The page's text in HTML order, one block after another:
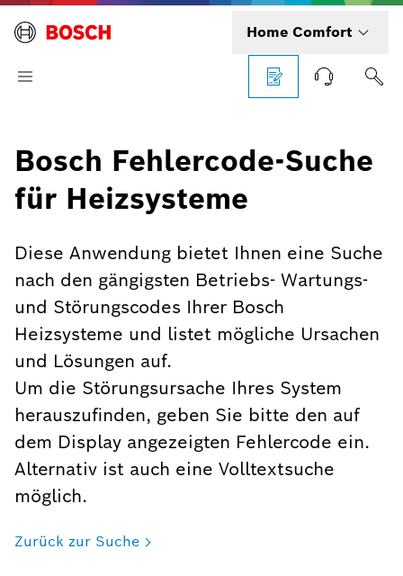
Home Comfort
Bosch Fehlercode-Suche
für Heizsysteme
Diese Anwendung bietet Ihnen eine Suche
nach den gängigsten Betriebs- Wartungs-
und Störungscodes Ihrer Bosch
Heizsysteme und listet mögliche Ursachen
und Lösungen auf.
Um die Störungsursache Ihres System
herauszufinden, geben Sie bitte den auf
dem Display angezeigten Fehlercode ein.
Alternativ ist auch eine Volltextsuche
möglich.
Zurück zur Suche